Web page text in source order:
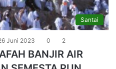
Santai
Juni 2023 0 2
BANJIR AIR